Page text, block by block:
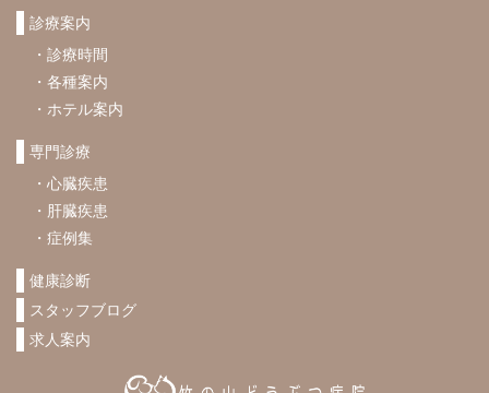
診療案内
診療時間
各種案内
ホテル案内
専門診療
心臓疾患
肝臓疾患
症例集
健康診断
スタッフブログ
求人案内